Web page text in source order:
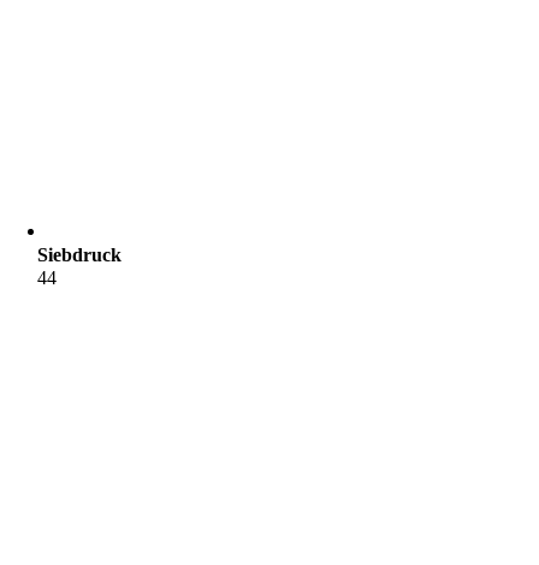
Siebdruck
44